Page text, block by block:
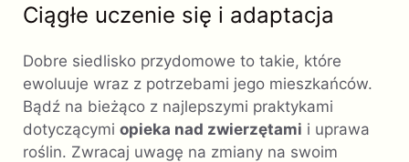
Ciągłe uczenie się i adaptacja
Dobre siedlisko przydomowe to takie, które
ewoluuje wraz z potrzebami jego mieszkańców.
Bądź na bieżąco z najlepszymi praktykami
dotyczącymi opieka nad zwierzętami i uprawa
roślin. Zwracaj uwagę na zmiany na swoim